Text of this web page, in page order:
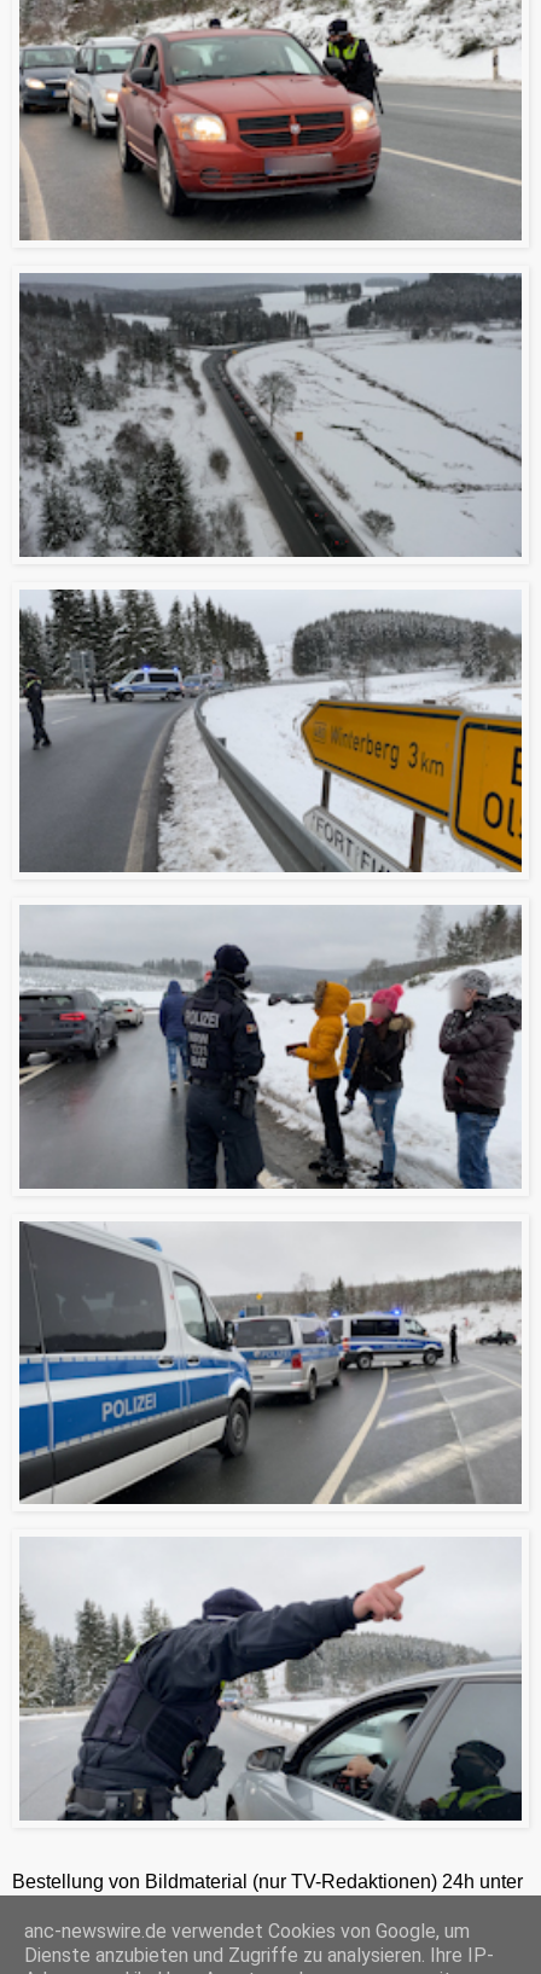
Bestellung von Bildmaterial (nur TV-Redaktionen) 24h unter
ANC-NEWS-TELEVISION GmbH, Weidkamp 176, 45356 Essen, HRB 12411, Amtsgericht Essen, Geschäftsführer: C. Anhuth
anc-newswire.de verwendet Cookies von Google, um
Dienste anzubieten und Zugriffe zu analysieren. Ihre IP-